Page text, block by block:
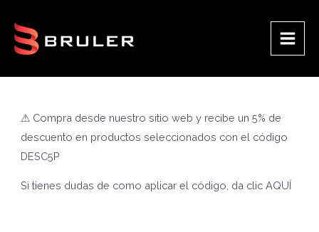
contenido
Main
⚠ Compra desde nuestro sitio web y recibe un 5% de
descuento en productos seleccionados con el código
DESC5P
Si tienes dudas de como aplicar el código, da clicAQUÍ